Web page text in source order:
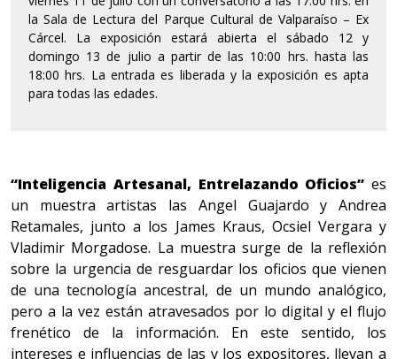
la Sala de Lectura del Parque Cultural de Valparaíso – Ex
Cárcel. La exposición estará abierta el sábado 12 y
domingo 13 de julio a partir de las 10:00 hrs. hasta las
18:00 hrs. La entrada es liberada y la exposición es apta
para todas las edades.
“Inteligencia Artesanal, Entrelazando Oficios” es
un muestra artistas las Angel Guajardo y Andrea
Retamales, junto a los James Kraus, Ocsiel Vergara y
Vladimir Morgadose. La muestra surge de la reflexión
sobre la urgencia de resguardar los oficios que vienen
de una tecnología ancestral, de un mundo analógico,
pero a la vez están atravesados por lo digital y el flujo
frenético de la información. En este sentido, los
intereses e influencias de las y los expositores, llevan a